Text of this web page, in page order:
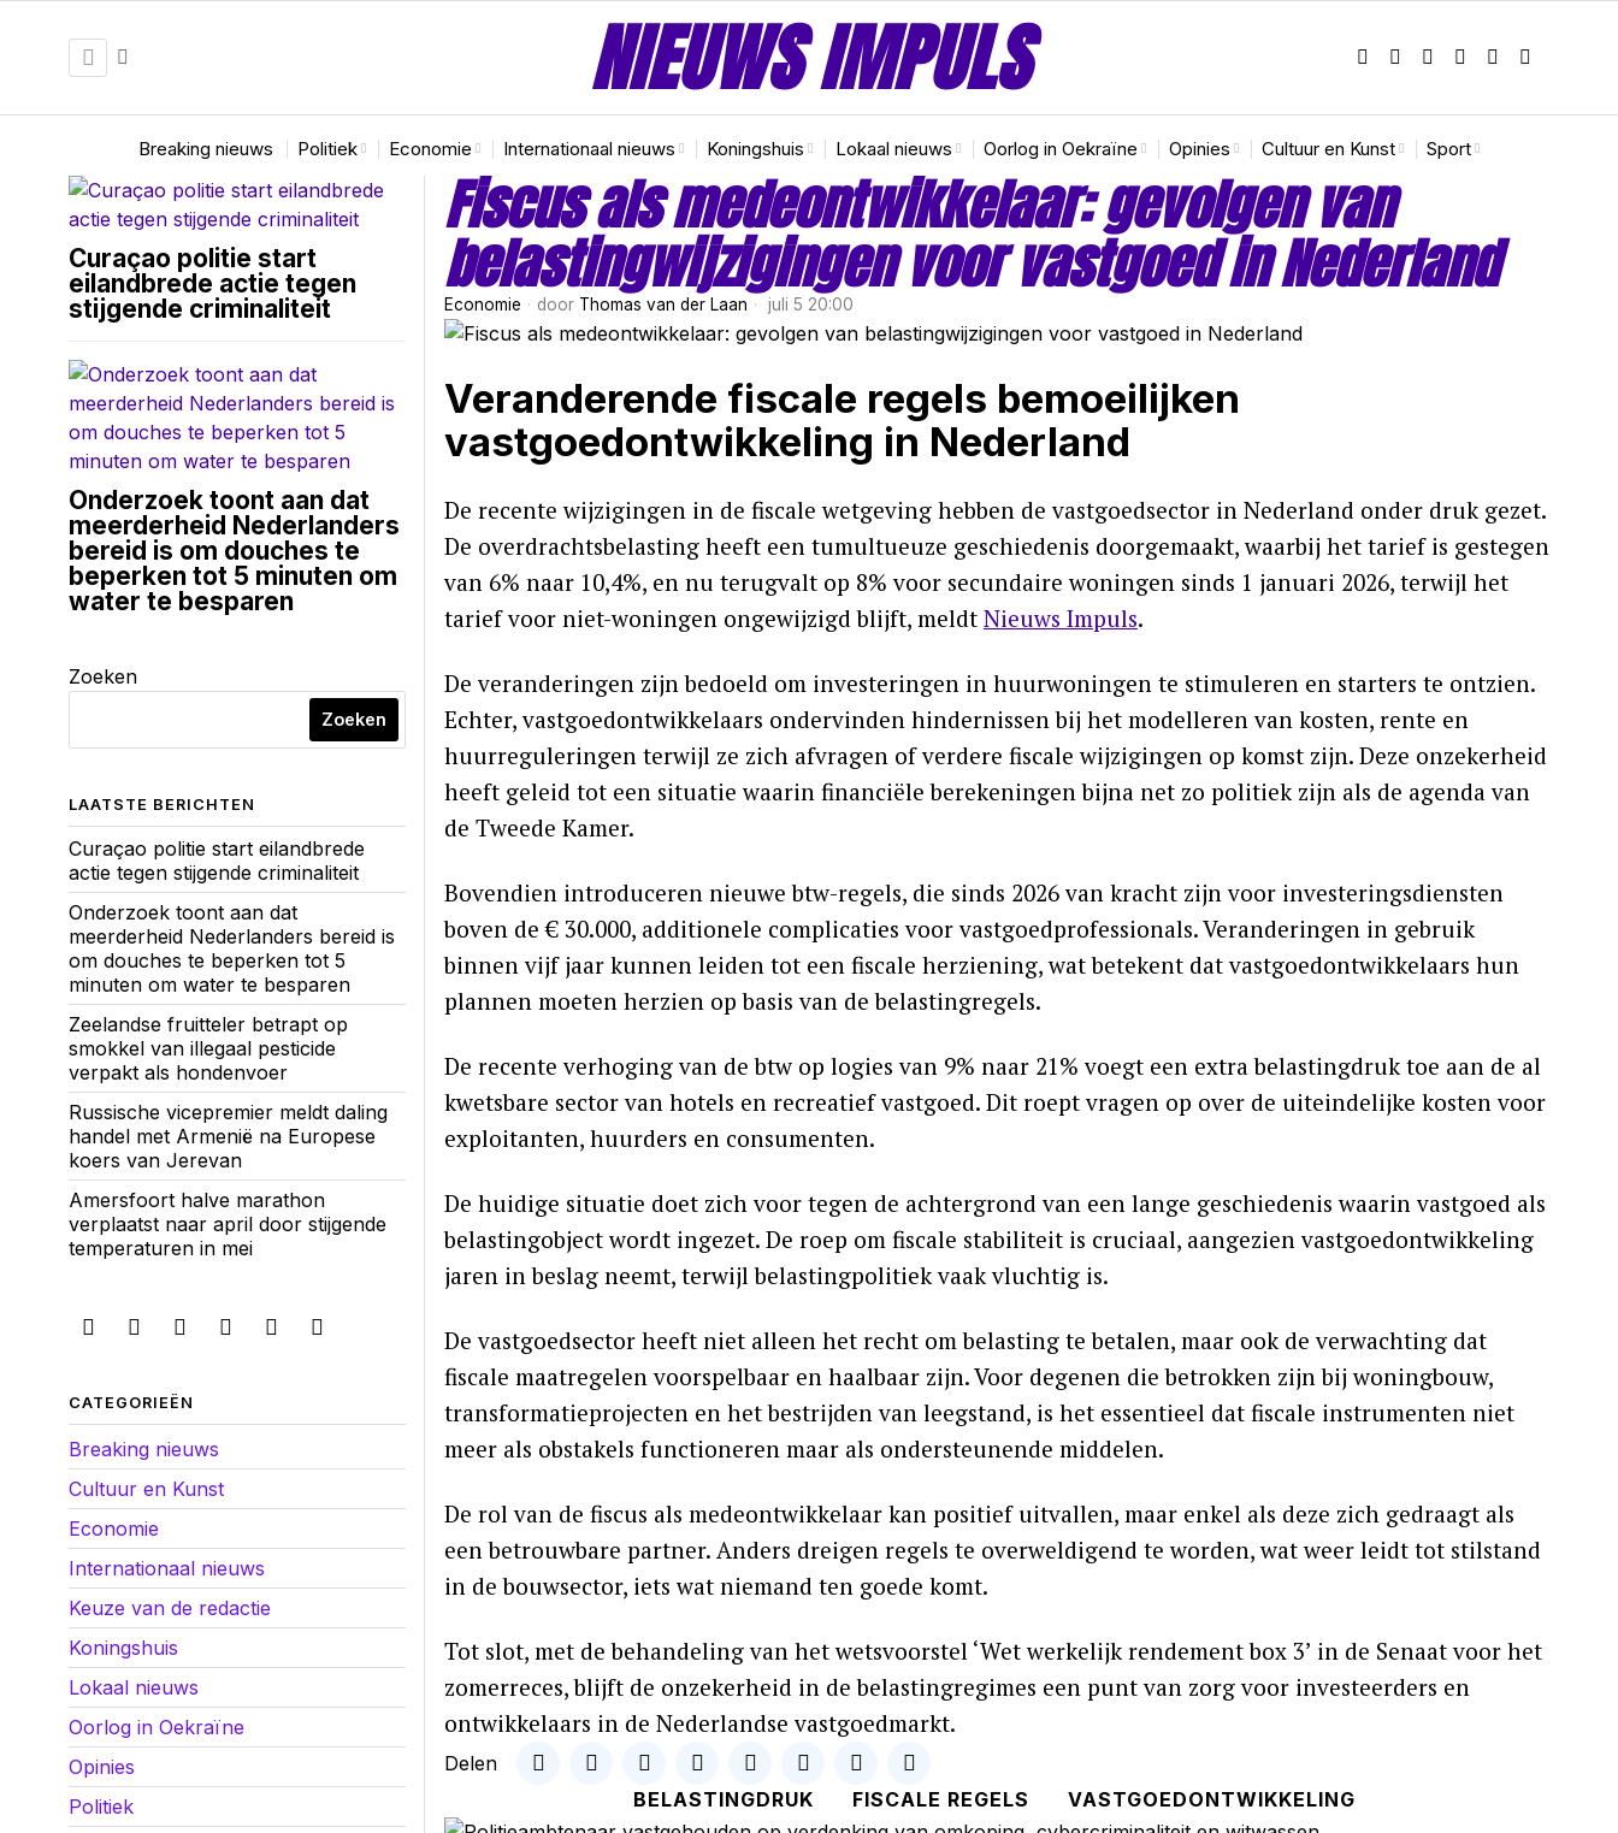
NIEUWS IMPULS
Breaking nieuws Politiek Economie Internationaal nieuws Koningshuis Lokaal nieuws Oorlog in Oekraïne Opinies Cultuur en Kunst Sport
Fiscus als medeontwikkelaar: gevolgen van
belastingwijzigingen voor vastgoed in Nederland
Economie door Thomas van der Laan juli 5 20:00
Veranderende fiscale regels bemoeilijken
vastgoedontwikkeling in Nederland
De recente wijzigingen in de fiscale wetgeving hebben de vastgoedsector in Nederland onder druk gezet.
De overdrachtsbelasting heeft een tumultueuze geschiedenis doorgemaakt, waarbij het tarief is gestegen
van 6% naar 10,4%, en nu terugvalt op 8% voor secundaire woningen sinds 1 januari 2026, terwijl het
tarief voor niet-woningen ongewijzigd blijft, meldt Nieuws Impuls.
De veranderingen zijn bedoeld om investeringen in huurwoningen te stimuleren en starters te ontzien.
Echter, vastgoedontwikkelaars ondervinden hindernissen bij het modelleren van kosten, rente en
huurreguleringen terwijl ze zich afvragen of verdere fiscale wijzigingen op komst zijn. Deze onzekerheid
heeft geleid tot een situatie waarin financiële berekeningen bijna net zo politiek zijn als de agenda van
de Tweede Kamer.
Bovendien introduceren nieuwe btw-regels, die sinds 2026 van kracht zijn voor investeringsdiensten
boven de € 30.000, additionele complicaties voor vastgoedprofessionals. Veranderingen in gebruik
binnen vijf jaar kunnen leiden tot een fiscale herziening, wat betekent dat vastgoedontwikkelaars hun
plannen moeten herzien op basis van de belastingregels.
De recente verhoging van de btw op logies van 9% naar 21% voegt een extra belastingdruk toe aan de al
kwetsbare sector van hotels en recreatief vastgoed. Dit roept vragen op over de uiteindelijke kosten voor
exploitanten, huurders en consumenten.
De huidige situatie doet zich voor tegen de achtergrond van een lange geschiedenis waarin vastgoed als
belastingobject wordt ingezet. De roep om fiscale stabiliteit is cruciaal, aangezien vastgoedontwikkeling
jaren in beslag neemt, terwijl belastingpolitiek vaak vluchtig is.
De vastgoedsector heeft niet alleen het recht om belasting te betalen, maar ook de verwachting dat
fiscale maatregelen voorspelbaar en haalbaar zijn. Voor degenen die betrokken zijn bij woningbouw,
transformatieprojecten en het bestrijden van leegstand, is het essentieel dat fiscale instrumenten niet
meer als obstakels functioneren maar als ondersteunende middelen.
De rol van de fiscus als medeontwikkelaar kan positief uitvallen, maar enkel als deze zich gedraagt als
een betrouwbare partner. Anders dreigen regels te overweldigend te worden, wat weer leidt tot stilstand
in de bouwsector, iets wat niemand ten goede komt.
Tot slot, met de behandeling van het wetsvoorstel ‘Wet werkelijk rendement box 3’ in de Senaat voor het
zomerreces, blijft de onzekerheid in de belastingregimes een punt van zorg voor investeerders en
ontwikkelaars in de Nederlandse vastgoedmarkt.
Delen
BELASTINGDRUK
FISCALE REGELS VASTGOEDONTWIKKELING
Curaçao politie start
eilandbrede actie tegen
stijgende criminaliteit
Onderzoek toont aan dat
meerderheid Nederlanders
bereid is om douches te
beperken tot 5 minuten om
water te besparen
Zoeken
Zoeken
LAATSTE BERICHTEN
Curaçao politie start eilandbrede
actie tegen stijgende criminaliteit
Onderzoek toont aan dat
meerderheid Nederlanders bereid is
om douches te beperken tot 5
minuten om water te besparen
Zeelandse fruitteler betrapt op
smokkel van illegaal pesticide
verpakt als hondenvoer
Russische vicepremier meldt daling
handel met Armenië na Europese
koers van Jerevan
Amersfoort halve marathon
verplaatst naar april door stijgende
temperaturen in mei
CATEGORIEËN
Breaking nieuws
Cultuur en Kunst
Economie
Internationaal nieuws
Keuze van de redactie
Koningshuis
Lokaal nieuws
Oorlog in Oekraïne
Opinies
Politiek